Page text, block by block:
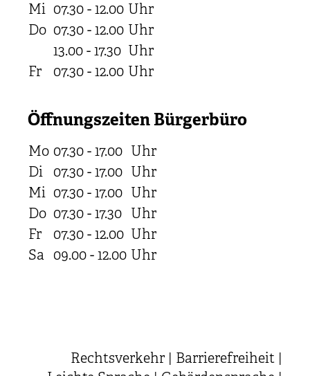
Mi 07.30 - 12.00 Uhr
Do 07.30 - 12.00 Uhr
13.00 - 17.30 Uhr
Fr
07.30 - 12.00 Uhr
Öffnungszeiten Bürgerbüro
Mo 07.30 - 17.00 Uhr
Di
07.30 - 17.00 Uhr
Mi 07.30 - 17.00 Uhr
Do 07.30 - 17.30 Uhr
Fr
07.30 - 12.00 Uhr
Sa 09.00 - 12.00 Uhr
Rechtsverkehr Barrierefreiheit